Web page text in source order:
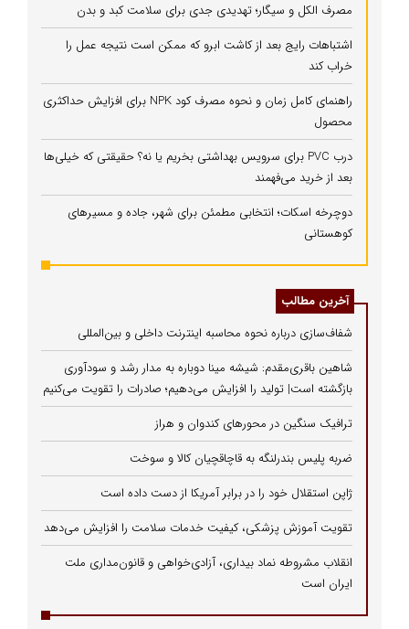
مصرف الکل و سیگار؛ تهدیدی جدی برای سلامت کبد و بدن
اشتباهات رایج بعد از کاشت ابرو که ممکن است نتیجه عمل را
خراب کند
راهنمای کامل زمان و نحوه مصرف کود NPK برای افزایش حداکثری
محصول
درب PVC برای سرویس بهداشتی بخریم یا نه؟ حقیقتی که خیلی‌ها
بعد از خرید می‌فهمند
دوچرخه اسکات؛ انتخابی مطمئن برای شهر، جاده و مسیرهای
کوهستانی
آخرین مطالب
شفاف‌سازی درباره نحوه محاسبه اینترنت داخلی و بین‌المللی
شاهین باقری‌مقدم: شیشه مینا دوباره به مدار رشد و سودآوری
بازگشته است| تولید را افزایش می‌دهیم؛ صادرات را تقویت می‌کنیم
ترافیک سنگین در محورهای کندوان و هراز
ضربه پلیس بندرلنگه به قاچاقچیان کالا و سوخت
ژاپن استقلال خود را در برابر آمریکا از دست داده است
تقویت آموزش پزشکی، کیفیت خدمات سلامت را افزایش می‌دهد
انقلاب مشروطه نماد بیداری، آزادی‌خواهی و قانون‌مداری ملت
ایران است